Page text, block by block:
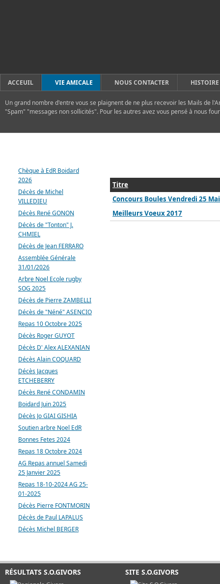
ACCEUIL VIE AMICALE NOUS CONTACTER
Un grand nombre d'entre vous se plaignent de ne plus recevoir les Mails de
"Spam" "messages non sollicités". Pour les autres avez vous pensé à nous
Titre
Concours Boules Vendredi 25
Meilleurs Voeux 2017
Chèque à EdR Boidard
2026
Décès de Michel
VILLEDIEU
Décès René GONON
Décès de "Tonton" J.
CHMIEL
Décès de Jean FERRARO
Assemblée Générale
31/01/2026
Arbre Noel Ecole rugby
SOG 2025
Décès de Pierre ZAMBELLI
Décès de "Néné" ASENCIO
Repas 10 Octobre 2025
Décès Roger GUYOT
Décès D' Alex ALEXANIAN
Décès Alain COQUARD
Décès Jacques
ETCHEBERRY
Décès René CONDAMIN
Boidard Juin 2025
Décès Jo GIAI GISHIA
Soutien arbre Noel EdR
Bonnes Fetes 2024
Repas 18 Octobre 2024
AG Repas annuel Samedi
25 Janvier 2025
Repas 18-10-2024 AG 25-
01-2025
Décès Pierre FONTMORIN
Décès de Paul LAPALUS
Décès Michel BERGER
RÉSULTATS S.O.GIVORS SITE S.O.GIVORS